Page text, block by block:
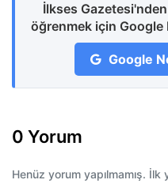
İlkses
öğrenmek için
Google
0 Yorum
Henüz yorum yapılmamış. İlk